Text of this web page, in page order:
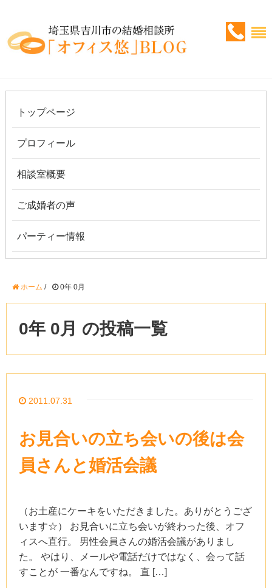
トップページ
プロフィール
相談室概要
ご成婚者の声
パーティー情報
ホーム / 0年 0月
0年 0月 の投稿一覧
2011.07.31
お見合いの立ち会いの後は会
員さんと婚活会議
（お土産にケーキをいただきました。ありがとうござ
います☆） お見合いに立ち会いが終わった後、オフ
ィスへ直行。 男性会員さんの婚活会議がありまし
た。 やはり、メールや電話だけではなく、会って話
すことが 一番なんですね。 直 […]